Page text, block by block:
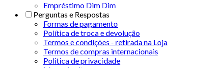
Empréstimo Dim Dim
Perguntas e Respostas
Formas de pagamento
Política de troca e devolução
Termos e condições - retirada na Loja
Termos de compras internacionais
Politica de privacidade